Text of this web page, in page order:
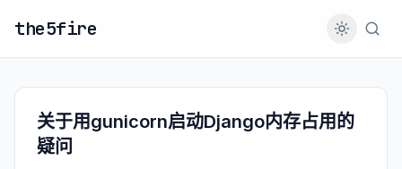
the5fire
关于用gunicorn启动Django内存占用的
疑问